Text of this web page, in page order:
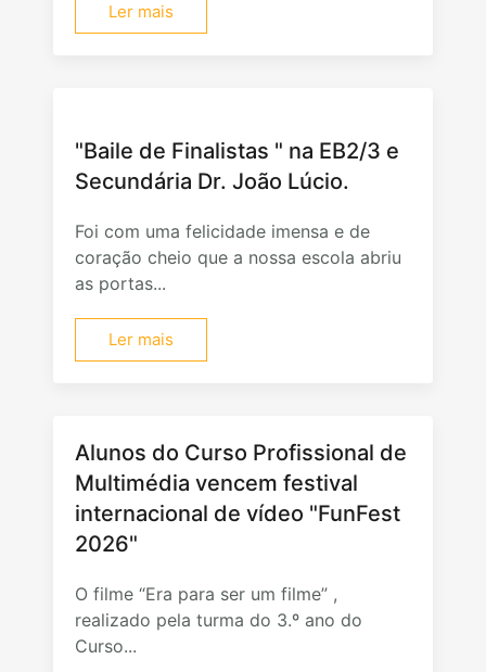
Ler mais
"Baile de Finalistas " na EB2/3 e
Secundária Dr. João Lúcio.
Foi com uma felicidade imensa e de
coração cheio que a nossa escola abriu
as portas...
Ler mais
Alunos do Curso Profissional de
Multimédia vencem festival
internacional de vídeo "FunFest
2026"
O filme “Era para ser um filme” ,
realizado pela turma do 3.º ano do
Curso...